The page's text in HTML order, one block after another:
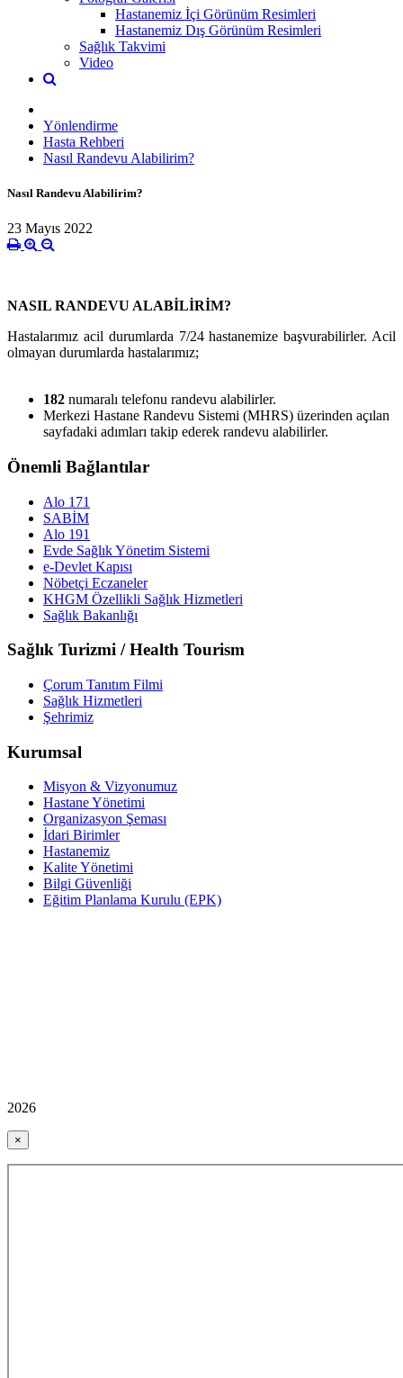
Hastanemiz İçi Görünüm Resimleri
Hastanemiz Dış Görünüm Resimleri
Sağlık Takvimi
Video
Yönlendirme
Hasta Rehberi
Nasıl Randevu Alabilirim?
Nasıl Randevu Alabilirim?
23 Mayıs 2022
NASIL RANDEVU ALABİLİRİM?
Hastalarımız acil durumlarda 7/24 hastanemize başvurabilirler. Acil
olmayan durumlarda hastalarımız;
182 numaralı telefonu randevu alabilirler.
Merkezi Hastane Randevu Sistemi (MHRS) üzerinden açılan
sayfadaki adımları takip ederek randevu alabilirler.
Önemli Bağlantılar
Alo 171
SABİM
Alo 191
Evde Sağlık Yönetim Sistemi
e-Devlet Kapısı
Nöbetçi Eczaneler
KHGM Özellikli Sağlık Hizmetleri
Sağlık Bakanlığı
Sağlık Turizmi / Health Tourism
Çorum Tanıtım Filmi
Sağlık Hizmetleri
Şehrimiz
Kurumsal
Misyon & Vizyonumuz
Hastane Yönetimi
Organizasyon Şeması
İdari Birimler
Hastanemiz
Kalite Yönetimi
Bilgi Güvenliği
Eğitim Planlama Kurulu (EPK)
2026
×